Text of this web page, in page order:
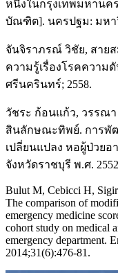
หนึ่งในกรุงเทพมหานค
บัณฑิต]. นครปฐม: มหา
จันจิราภรณ์ วิชัย, สาย
ความรู้เรื่องโรคความ
ศรีนครินทร์; 2558.
วัชระ ก้อนแก้ว, วรรณ
สินลักษณะทิพย์. การพัฒ
เปลี่ยนแปลง หอผู้ป่วย
จังหวัดราชบุรี พ.ศ.
Bulut M, Cebicci H,
The comparison of
emergency medicine
cohort study on medical
emergency department.
2014;31(6):476-81.